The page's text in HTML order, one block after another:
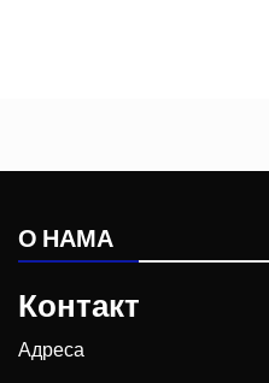
О НАМА
Контакт
Адреса